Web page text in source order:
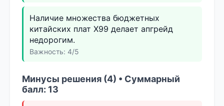
Наличие множества бюджетных
китайских плат X99 делает апгрейд
недорогим.
Важность: 4/5
Минусы решения (4) • Суммарный
балл: 13